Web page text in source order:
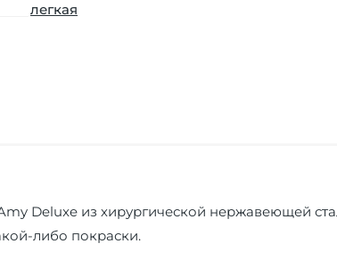
легкая
Deluxe из хирургической нержавеющей
либо покраски.